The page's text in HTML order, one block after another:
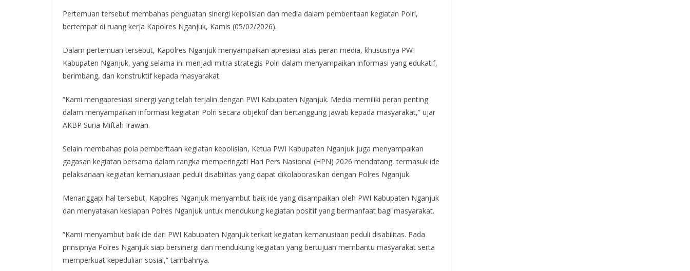
o
k
p
p
m
Pertemuan tersebut membahas penguatan sinergi kepolisian dan media dalam pemberitaan kegiatan Polri,
bertempat di ruang kerja Kapolres Nganjuk, Kamis (05/02/2026).
Dalam pertemuan tersebut, Kapolres Nganjuk menyampaikan apresiasi atas peran media, khususnya PWI
Kabupaten Nganjuk, yang selama ini menjadi mitra strategis Polri dalam menyampaikan informasi yang edukatif,
berimbang, dan konstruktif kepada masyarakat.
“Kami mengapresiasi sinergi yang telah terjalin dengan PWI Kabupaten Nganjuk. Media memiliki peran penting
dalam menyampaikan informasi kegiatan Polri secara objektif dan bertanggung jawab kepada masyarakat,” ujar
AKBP Suria Miftah Irawan.
Selain membahas pola pemberitaan kegiatan kepolisian, Ketua PWI Kabupaten Nganjuk juga menyampaikan
gagasan kegiatan bersama dalam rangka memperingati Hari Pers Nasional (HPN) 2026 mendatang, termasuk ide
pelaksanaan kegiatan kemanusiaan peduli disabilitas yang dapat dikolaborasikan dengan Polres Nganjuk.
Menanggapi hal tersebut, Kapolres Nganjuk menyambut baik ide yang disampaikan oleh PWI Kabupaten Nganjuk
dan menyatakan kesiapan Polres Nganjuk untuk mendukung kegiatan positif yang bermanfaat bagi masyarakat.
“Kami menyambut baik ide dari PWI Kabupaten Nganjuk terkait kegiatan kemanusiaan peduli disabilitas. Pada
prinsipnya Polres Nganjuk siap bersinergi dan mendukung kegiatan yang bertujuan membantu masyarakat serta
memperkuat kepedulian sosial,” tambahnya.